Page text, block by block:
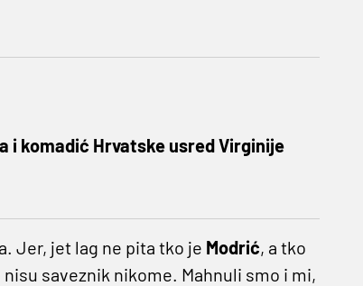
i komadić Hrvatske usred Virginije
Jer, jet lag ne pita tko je Modrić, a tko
saveznik nikome. Mahnuli smo i mi,